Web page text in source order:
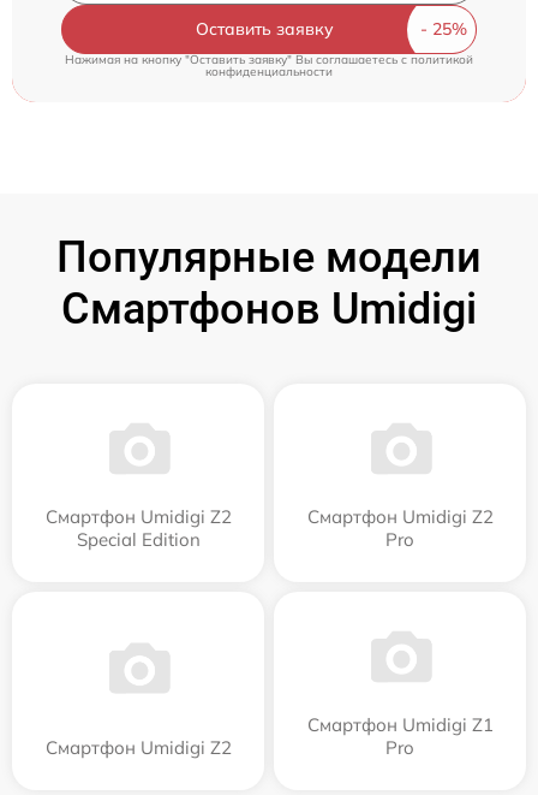
Оставить заявку
Нажимая на кнопку "Оставить заявку" Вы соглашаетесь c политикой
конфиденциальности
Популярные модели
Смартфонов Umidigi
Смартфон Umidigi Z2
Special Edition
Смартфон Umidigi Z2
Pro
Смартфон Umidigi Z2
Смартфон Umidigi Z1
Pro